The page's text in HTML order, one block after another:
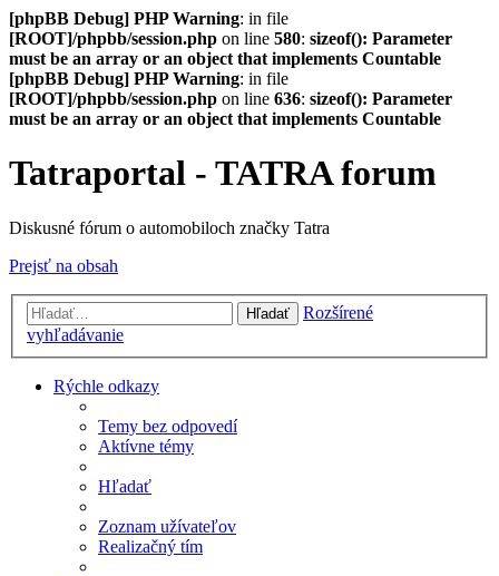
[phpBB Debug] PHP Warning: in file
[ROOT]/phpbb/session.php on line 580: sizeof(): Parameter
must be an array or an object that implements Countable
[phpBB Debug] PHP Warning: in file
[ROOT]/phpbb/session.php on line 636: sizeof(): Parameter
must be an array or an object that implements Countable
Tatraportal - TATRA forum
Diskusné fórum o automobiloch značky Tatra
Prejsť na obsah
Hľadať
Rozšírené
vyhľadávanie
Rýchle odkazy
Temy bez odpovedí
Aktívne témy
Hľadať
Zoznam užívateľov
Realizačný tím